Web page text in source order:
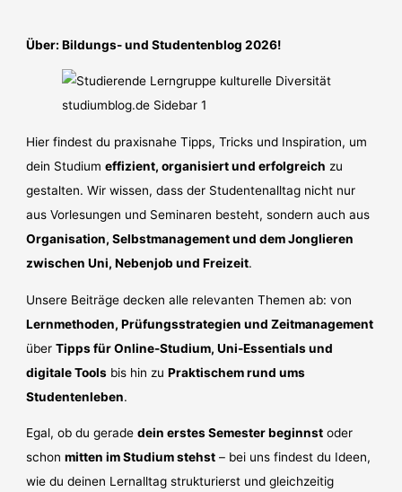
Über: Bildungs- und Studentenblog 2026!
Hier findest du praxisnahe Tipps, Tricks und Inspiration, um
dein Studiumeffizient, organisiert und erfolgreich zu
gestalten. Wir wissen, dass der Studentenalltag nicht nur
aus Vorlesungen und Seminaren besteht, sondern auch aus
Organisation, Selbstmanagement und dem Jonglieren
zwischen Uni, Nebenjob und Freizeit.
Unsere Beiträge decken alle relevanten Themen ab: von
Lernmethoden, Prüfungsstrategien und Zeitmanagement
überTipps für Online-Studium, Uni-Essentials und
digitale Tools bis hin zuPraktischem rund ums
Studentenleben.
Egal, ob du geradedein erstes Semester beginnst oder
schonmitten im Studium stehst – bei uns findest du Ideen,
wie du deinen Lernalltag strukturierst und gleichzeitig